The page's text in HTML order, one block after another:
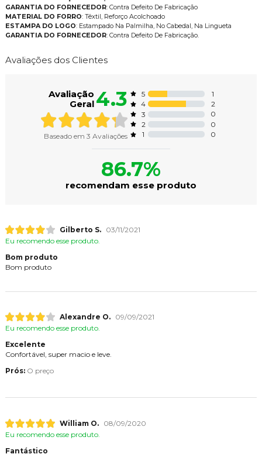
GARANTIA DO FORNECEDOR: Contra Defeito De Fabricação
MATERIAL DO FORRO: Têxtil, Reforço Acolchoado
ESTAMPA DO LOGO: Estampado Na Palmilha, No Cabedal, Na Lingueta
GARANTIA DO FORNECEDOR: Contra Defeito De Fabricação.
Avaliações dos Clientes
Avaliação
Geral 4.3
Baseado em 3 Avaliações
5
1
4
2
3
0
2
0
1
0
86.7%
recomendam esse produto
Gilberto S.
03/11/2021
Eu recomendo esse produto.
Bom produto
Bom produto
Alexandre O.
09/09/2021
Eu recomendo esse produto.
Excelente
Confortável, super macio e leve.
Prós: O preço
William O.
08/09/2020
Eu recomendo esse produto.
Fantástico